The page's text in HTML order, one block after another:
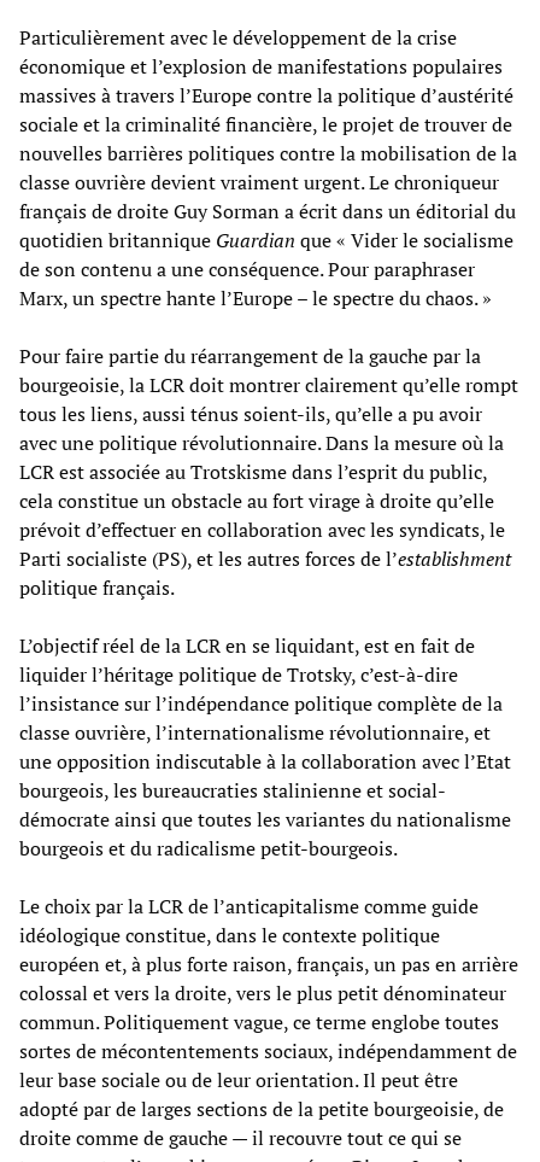
Particulièrement avec le développement de la crise
économique et l’explosion de manifestations populaires
massives à travers l’Europe contre la politique d’austérité
sociale et la criminalité financière, le projet de trouver de
nouvelles barrières politiques contre la mobilisation de la
classe ouvrière devient vraiment urgent. Le chroniqueur
français de droite Guy Sorman a écrit dans un éditorial du
quotidien britannique Guardian que « Vider le socialisme
de son contenu a une conséquence. Pour paraphraser
Marx, un spectre hante l’Europe – le spectre du chaos. »
Pour faire partie du réarrangement de la gauche par la
bourgeoisie, la LCR doit montrer clairement qu’elle rompt
tous les liens, aussi ténus soient-ils, qu’elle a pu avoir
avec une politique révolutionnaire. Dans la mesure où la
LCR est associée au Trotskisme dans l’esprit du public,
cela constitue un obstacle au fort virage à droite qu’elle
prévoit d’effectuer en collaboration avec les syndicats, le
Parti socialiste (PS), et les autres forces de l’establishment
politique français.
L’objectif réel de la LCR en se liquidant, est en fait de
liquider l’héritage politique de Trotsky, c’est-à-dire
l’insistance sur l’indépendance politique complète de la
classe ouvrière, l’internationalisme révolutionnaire, et
une opposition indiscutable à la collaboration avec l’Etat
bourgeois, les bureaucraties stalinienne et social-
démocrate ainsi que toutes les variantes du nationalisme
bourgeois et du radicalisme petit-bourgeois.
Le choix par la LCR de l’anticapitalisme comme guide
idéologique constitue, dans le contexte politique
européen et, à plus forte raison, français, un pas en arrière
colossal et vers la droite, vers le plus petit dénominateur
commun. Politiquement vague, ce terme englobe toutes
sortes de mécontentements sociaux, indépendamment de
leur base sociale ou de leur orientation. Il peut être
adopté par de larges sections de la petite bourgeoisie, de
droite comme de gauche — il recouvre tout ce qui se